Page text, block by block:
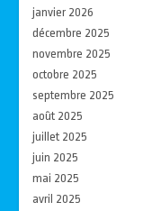
janvier 2026
décembre 2025
novembre 2025
octobre 2025
septembre 2025
août 2025
juillet 2025
juin 2025
mai 2025
avril 2025